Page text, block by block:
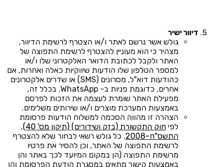
דיוור ישיר
גולש אשר נרשם לאתר ו/או הצטרף לרשימת הדיוור,
מצהיר כי הוא מעוניין להצטרף לרשימת התפוצה של
האתר ולקבל לכתובת הדואר האלקטרוני שלו ו/או
למספר הטלפון שלו הודעות שיווקיות כאלה ואחרות, אם
כהודעות דוא"ל, מסרונים (SMS) או שדרים אלקטרונים
אחרים, כדוגמת פניות ב- WhatsApp. בכלל זה,
מפעילת האתר שומרת לעצמה את הזכות לפרסם
באמצעות המערכת מוצרים ו/או שירותים משלימים.
הצהרה זו מהווה הסכמה למשלוח הודעות פרסומת
לפי
חוק התקשורת (בזק ושידורים) (תיקון מס' 40),
התשס"ח–2008
. כל גולש רשאי לבחור שלא להצטרף
לרשימת התפוצה של האתר, וכן להסיר את פרטיו
מרשימת התפוצה (הן במקום המיועד לכך באתר והן
באמצעות קישור מתאים במסגרת הודעת הפרסומת והן